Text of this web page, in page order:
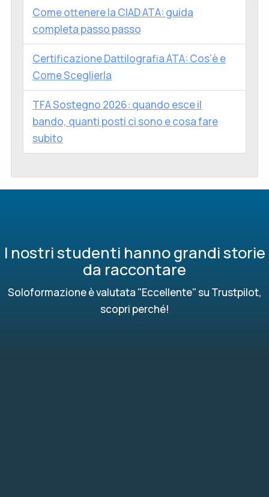
Come ottenere la CIAD ATA: guida
completa passo passo
Certificazione Dattilografia ATA: Cos'è e
Come Sceglierla
TFA Sostegno 2026: quando esce il
bando, quanti posti ci sono e cosa fare
subito
I nostri studenti hanno grandi storie
da raccontare
Soloformazione è valutata "Eccellente" su Trustpilot,
scopri perché!